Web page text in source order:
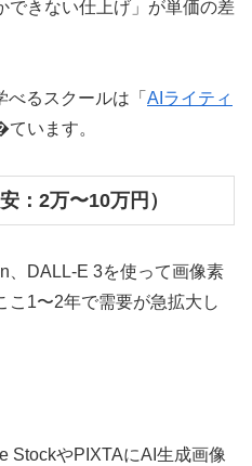
きない仕上げ」が単価の差
るスクールは「 AIライティ
います。
：2万〜10万円）
、DALL-E 3を使って画像素
こ1〜2年で需要が急拡大し
StockやPIXTAにAI生成画像